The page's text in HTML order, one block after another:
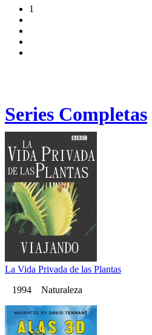
1
Series Completas
La Vida Privada de las Plantas
1994 Naturaleza